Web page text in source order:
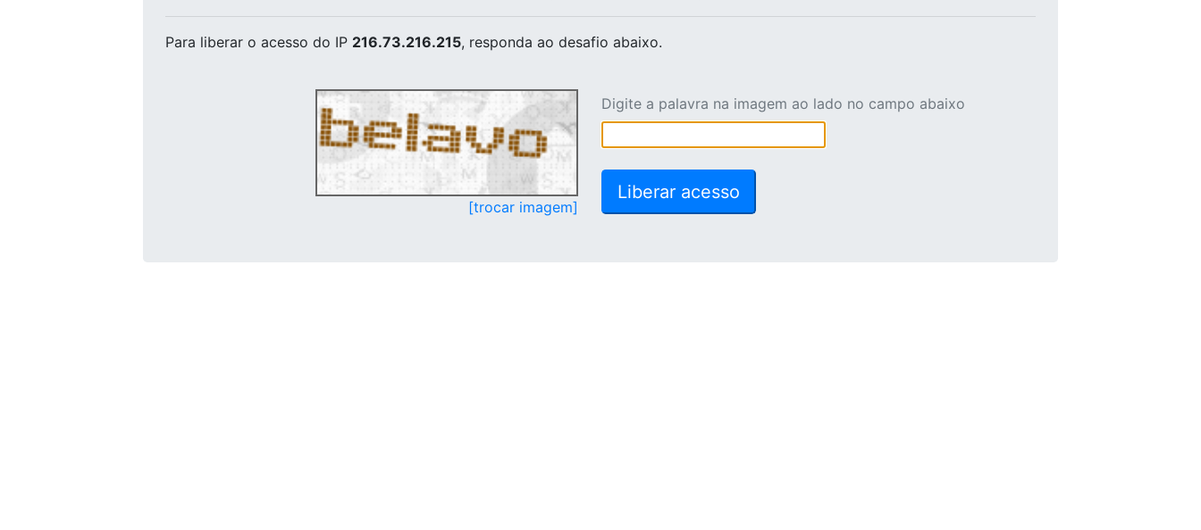
Para liberar o acesso do IP 216.73.216.215, responda ao desafio abaixo.
[trocar imagem]
Digite a palavra na imagem ao lado no campo abaixo